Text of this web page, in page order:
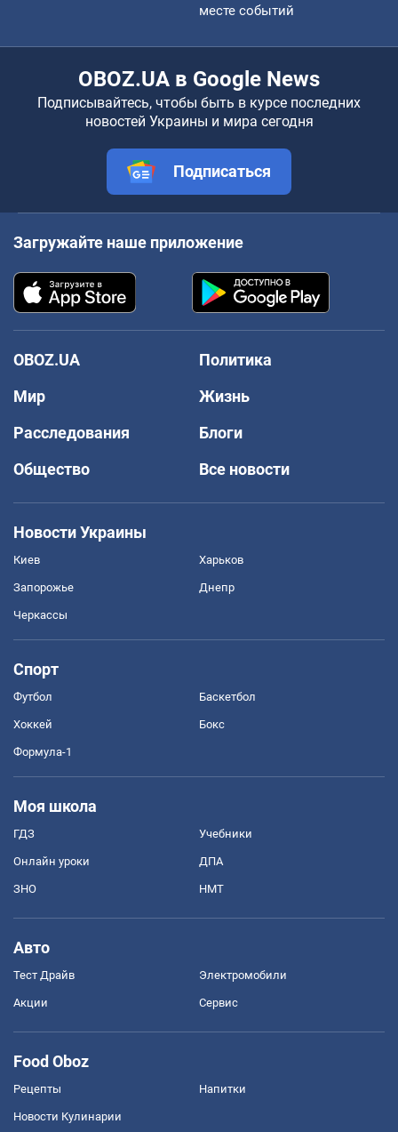
месте событий
OBOZ.UA в Google News
Подписывайтесь, чтобы быть в курсе последних
новостей Украины и мира сегодня
Подписаться
Загружайте наше приложение
OBOZ.UA
Политика
Мир
Жизнь
Расследования
Блоги
Общество
Все новости
Новости Украины
Киев Харьков
Запорожье Днепр
Черкассы
Спорт
Футбол Баскетбол
Хоккей Бокс
Формула-1
Моя школа
ГДЗ Учебники
Онлайн уроки ДПА
ЗНО НМТ
Авто
Тест Драйв Электромобили
Акции Сервис
Food Oboz
Рецепты Напитки
Новости Кулинарии